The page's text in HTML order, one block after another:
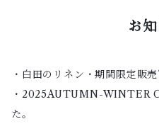
お
・白田のリネン・期間限定販
・2025AUTUMN-WINTER
た。